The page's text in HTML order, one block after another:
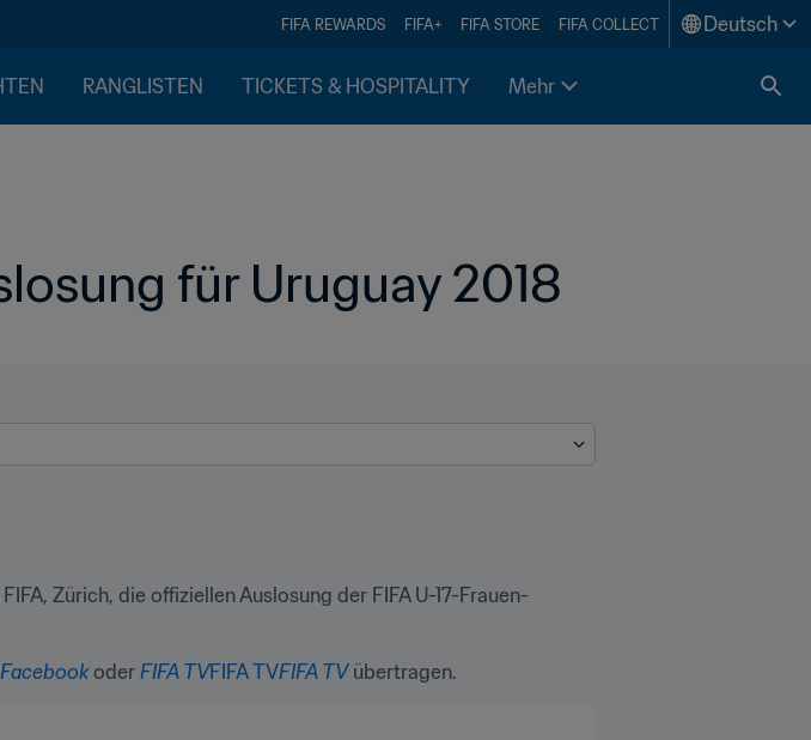
FIFA REWARDS FIFA+ FIFA STORE FIFA COLLECT Deutsch
RANGLISTEN TICKETS & HOSPITALITY Mehr
für Uruguay 2018
Zürich, die offiziellen Auslosung der FIFA U-17-Frauen-
Facebook oder FIFA TVFIFA TVFIFA TV übertragen.